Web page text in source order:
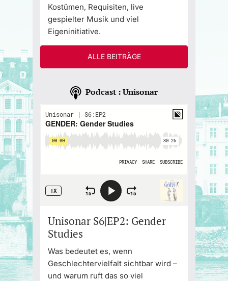
Kostümen, Requisiten, live
gespielter Musik und viel
Eigeninitiative.
ALLE BEITRÄGE
Podcast : Unisonar
Unisonar S6|EP2: Gender
Studies
Was bedeutet es, wenn
Geschlechtervielfalt sichtbar wird –
und warum ruft das so viel